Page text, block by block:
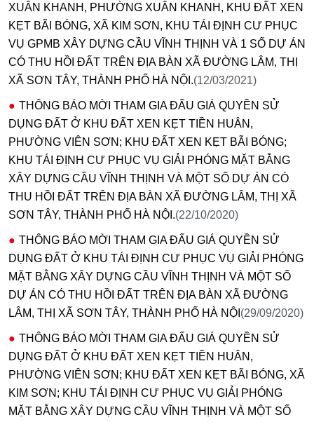
XUÂN KHANH, PHƯỜNG XUÂN KHANH, KHU ĐẤT XEN
KẸT BÃI BÓNG, XÃ KIM SƠN, KHU TÁI ĐỊNH CƯ PHỤC
VỤ GPMB XÂY DỰNG CẦU VĨNH THỊNH VÀ 1 SỐ DỰ ÁN
CÓ THU HỒI ĐẤT TRÊN ĐỊA BÀN XÃ ĐƯỜNG LÂM, THỊ
XÃ SƠN TÂY, THÀNH PHỐ HÀ NỘI.(12/03/2021)
THÔNG BÁO MỜI THAM GIA ĐẤU GIÁ QUYỀN SỬ
DỤNG ĐẤT Ở KHU ĐẤT XEN KẸT TIỀN HUÂN,
PHƯỜNG VIÊN SƠN; KHU ĐẤT XEN KẸT BÃI BÓNG;
KHU TÁI ĐỊNH CƯ PHỤC VỤ GIẢI PHÓNG MẶT BẰNG
XÂY DỰNG CẦU VĨNH THỊNH VÀ MỘT SỐ DỰ ÁN CÓ
THU HỒI ĐẤT TRÊN ĐỊA BÀN XÃ ĐƯỜNG LÂM, THỊ XÃ
SƠN TÂY, THÀNH PHỐ HÀ NỘI.(22/10/2020)
THÔNG BÁO MỜI THAM GIA ĐẤU GIÁ QUYỀN SỬ
DỤNG ĐẤT Ở KHU TÁI ĐỊNH CƯ PHỤC VỤ GIẢI PHÓNG
MẶT BẰNG XÂY DỰNG CẦU VĨNH THỊNH VÀ MỘT SỐ
DỰ ÁN CÓ THU HỒI ĐẤT TRÊN ĐỊA BÀN XÃ ĐƯỜNG
LÂM, THỊ XÃ SƠN TÂY, THÀNH PHỐ HÀ NỘI (29/09/2020)
THÔNG BÁO MỜI THAM GIA ĐẤU GIÁ QUYỀN SỬ
DỤNG ĐẤT Ở KHU ĐẤT XEN KẸT TIỀN HUÂN,
PHƯỜNG VIÊN SƠN; KHU ĐẤT XEN KẸT BÃI BÓNG, XÃ
KIM SƠN; KHU TÁI ĐỊNH CƯ PHỤC VỤ GIẢI PHÓNG
MẶT BẰNG XÂY DỰNG CẦU VĨNH THỊNH VÀ MỘT SỐ